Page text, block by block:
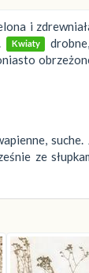
i
Kwiaty
ze